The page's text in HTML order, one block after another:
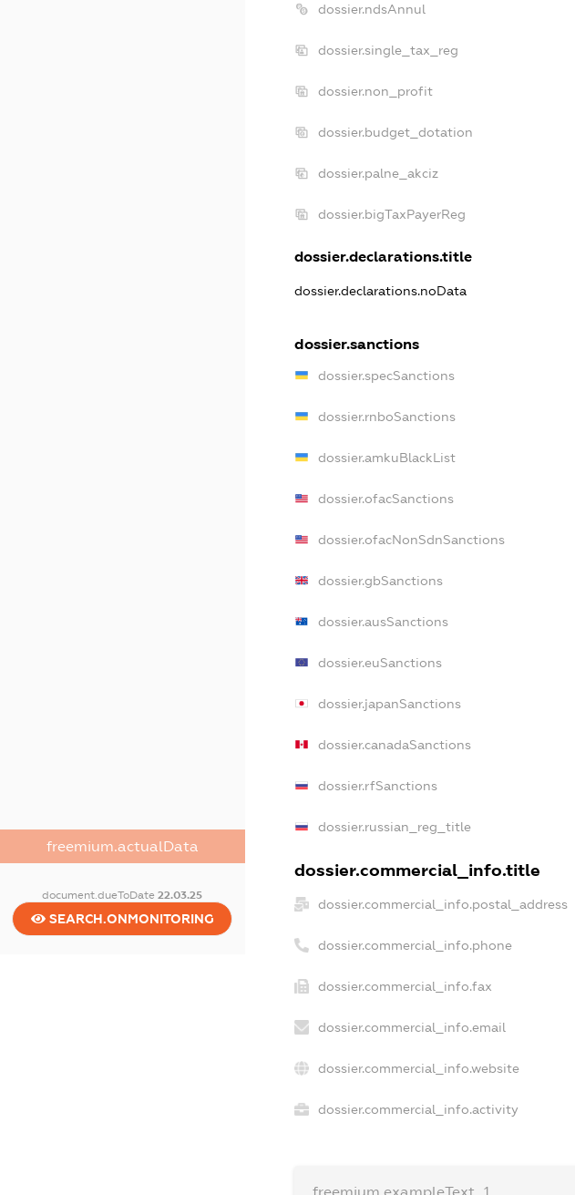
freemium.actualData
document.dueToDate22.03.25
SEARCH.ONMONITORING
dossier.ndsAnnul
dossier.single_tax_reg
dossier.non_profit
dossier.budget_dotation
dossier.palne_akciz
dossier.bigTaxPayerReg
dossier.declarations.title
dossier.declarations.noData
dossier.sanctions
dossier.specSanctions
dossier.rnboSanctions
dossier.amkuBlackList
dossier.ofacSanctions
dossier.ofacNonSdnSanctions
dossier.gbSanctions
dossier.ausSanctions
dossier.euSanctions
dossier.japanSanctions
dossier.canadaSanctions
dossier.rfSanctions
dossier.russian_reg_title
dossier.commercial_info.title
dossier.commercial_info.postal_address
dossier.commercial_info.phone
dossier.commercial_info.fax
dossier.commercial_info.email
dossier.commercial_info.website
dossier.commercial_info.activity